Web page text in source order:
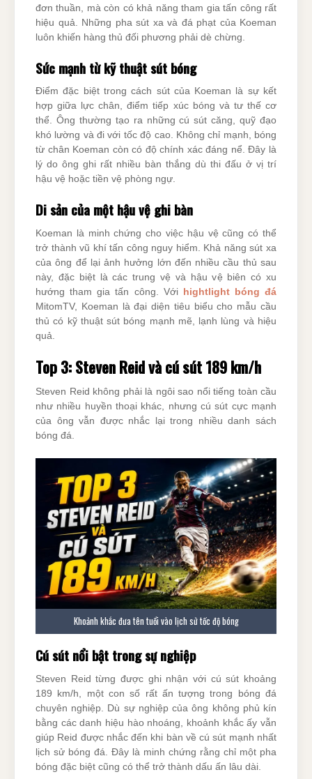
đơn thuần, mà còn có khả năng tham gia tấn công rất
hiệu quả. Những pha sút xa và đá phạt của Koeman
luôn khiến hàng thủ đối phương phải dè chừng.
Sức mạnh từ kỹ thuật sút bóng
Điểm đặc biệt trong cách sút của Koeman là sự kết
hợp giữa lực chân, điểm tiếp xúc bóng và tư thế cơ
thể. Ông thường tạo ra những cú sút căng, quỹ đạo
khó lường và đi với tốc độ cao. Không chỉ mạnh, bóng
từ chân Koeman còn có độ chính xác đáng nể. Đây là
lý do ông ghi rất nhiều bàn thắng dù thi đấu ở vị trí
hậu vệ hoặc tiền vệ phòng ngự.
Di sản của một hậu vệ ghi bàn
Koeman là minh chứng cho việc hậu vệ cũng có thể
trở thành vũ khí tấn công nguy hiểm. Khả năng sút xa
của ông để lại ảnh hưởng lớn đến nhiều cầu thủ sau
này, đặc biệt là các trung vệ và hậu vệ biên có xu
hướng tham gia tấn công. Với hightlight bóng đá
MitomTV, Koeman là đại diện tiêu biểu cho mẫu cầu
thủ có kỹ thuật sút bóng mạnh mẽ, lạnh lùng và hiệu
quả.
Top 3: Steven Reid và cú sút 189 km/h
Steven Reid không phải là ngôi sao nổi tiếng toàn cầu
như nhiều huyền thoại khác, nhưng cú sút cực mạnh
của ông vẫn được nhắc lại trong nhiều danh sách
bóng đá.
Khoảnh khắc đưa tên tuổi vào lịch sử tốc độ bóng
Cú sút nổi bật trong sự nghiệp
Steven Reid từng được ghi nhận với cú sút khoảng
189 km/h, một con số rất ấn tượng trong bóng đá
chuyên nghiệp. Dù sự nghiệp của ông không phủ kín
bằng các danh hiệu hào nhoáng, khoảnh khắc ấy vẫn
giúp Reid được nhắc đến khi bàn về cú sút mạnh nhất
lịch sử bóng đá. Đây là minh chứng rằng chỉ một pha
bóng đặc biệt cũng có thể trở thành dấu ấn lâu dài.